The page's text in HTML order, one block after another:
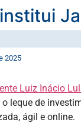
2025
Luiz Inácio
leque de
ágil e online.